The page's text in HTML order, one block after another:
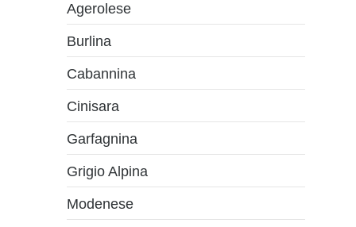
Agerolese
Burlina
Cabannina
Cinisara
Garfagnina
Grigio Alpina
Modenese